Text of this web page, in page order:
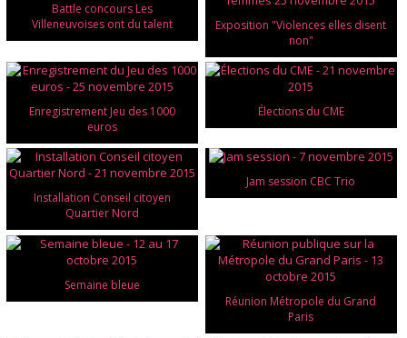
Battle concours Les
Villeneuvoises ont du talent
Exposition "Violences elles disent
non"
Enregistrement Jeu des 1000
euros
Élections du CME
Installation Conseil citoyen
Quartier Nord
Jam session CBC Trio
Semaine bleue
Réunion Métropole du Grand
Paris